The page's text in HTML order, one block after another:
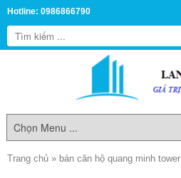
Hotline: 0986866790
Trang chủ » bán căn hộ quang minh tower